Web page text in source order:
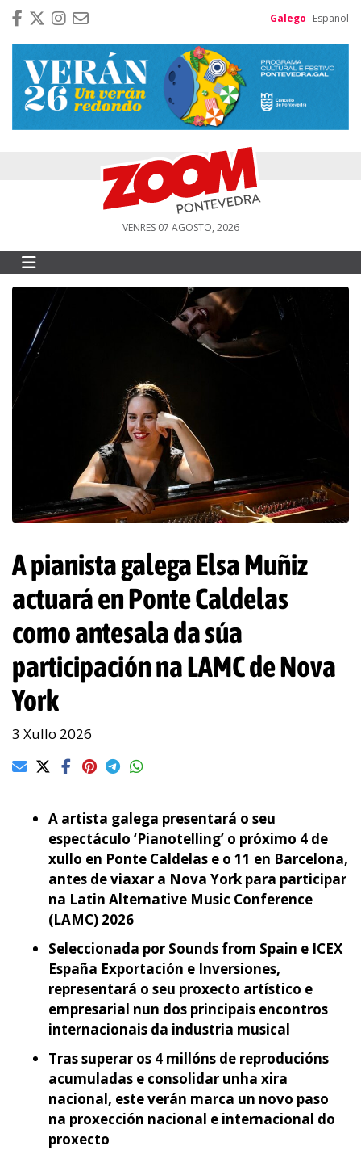
Galego Español
VENRES 07 AGOSTO, 2026
A pianista galega Elsa Muñiz
actuará en Ponte Caldelas
como antesala da súa
participación na LAMC de Nova
York
3 Xullo 2026
A artista galega presentará o seu
espectáculo ‘Pianotelling’ o próximo 4 de
xullo en Ponte Caldelas e o 11 en Barcelona,
antes de viaxar a Nova York para participar
na Latin Alternative Music Conference
(LAMC) 2026
Seleccionada por Sounds from Spain e ICEX
España Exportación e Inversiones,
representará o seu proxecto artístico e
empresarial nun dos principais encontros
internacionais da industria musical
Tras superar os 4 millóns de reproducións
acumuladas e consolidar unha xira
nacional, este verán marca un novo paso
na proxección nacional e internacional do
proxecto